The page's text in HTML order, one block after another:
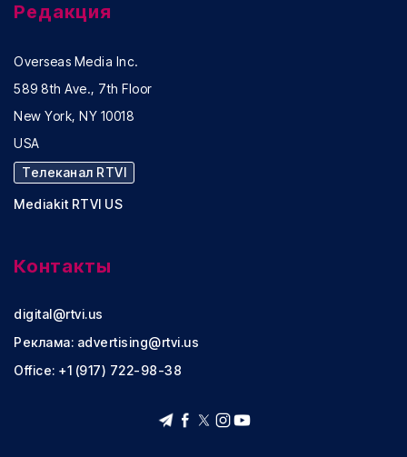
Редакция
Overseas Media Inc.
589 8th Ave., 7th Floor
New York, NY 10018
USA
Телеканал RTVI
Mediakit RTVI US
Контакты
digital@rtvi.us
Реклама: advertising@rtvi.us
Office: +1 (917) 722-98-38